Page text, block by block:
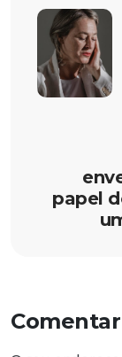
papel
Comentar